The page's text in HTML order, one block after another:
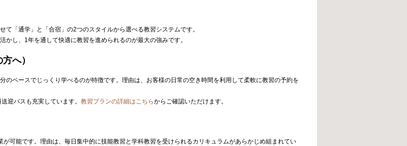
「通学」と「合宿」の2つのスタイルから選べる教習システムです。
かし、1年を通して快適に教習を進められるのが最大の強みです。
へ）
のペースでじっくり学べるのが特徴です。理由は、お客様の日常の空き時間を利用して柔軟に教習の予約を
迎バスも充実しています。 教習プランの詳細はこちらからご確認いただけます。
可能です。理由は、毎日集中的に技能教習と学科教習を受けられるカリキュラムがあらかじめ組まれてい